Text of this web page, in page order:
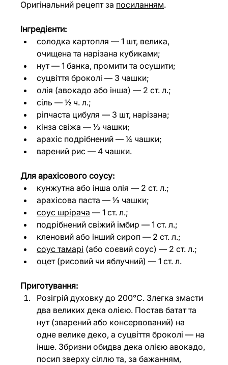
Оригінальний рецепт за посиланням.
Інгредієнти:
солодка картопля — 1 шт, велика,
очищена та нарізана кубиками;
нут — 1 банка, промити та осушити;
суцвіття броколі — 3 чашки;
олія (авокадо або інша) — 2 ст. л.;
сіль — ½ ч. л.;
ріпчаста цибуля — 3 шт, нарізана;
кінза свіжа — ⅓ чашки;
арахіс подрібнений — ¼ чашки;
варений рис — 4 чашки.
Для арахісового соусу:
кунжутна або інша олія — 2 ст. л.;
арахісова паста — ⅓ чашки;
соус шрірача — 1 ст. л.;
подрібнений свіжий імбир — 1 ст. л.;
кленовий або інший сироп — 2 ст. л.;
соус тамарі (або соєвий соус) — 2 ст. л.;
оцет (рисовий чи яблучний) — 1 ст. л.
Приготування:
Розігрій духовку до 200°C. Злегка змасти
два великих дека олією. Постав батат та
нут (зварений або консервований) на
одне велике деко, а суцвіття броколі — на
інше. Збризни обидва дека олією авокадо,
посип зверху сіллю та, за бажанням,